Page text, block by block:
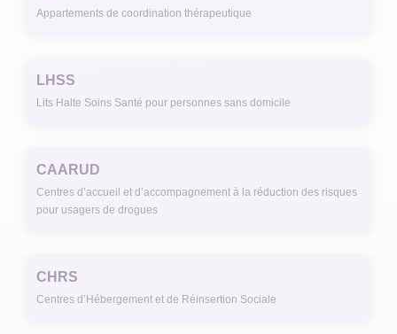
Appartements de coordination thérapeutique
LHSS
Lits Halte Soins Santé pour personnes sans domicile
CAARUD
Centres d’accueil et d’accompagnement à la réduction des risques
pour usagers de drogues
CHRS
Centres d’Hébergement et de Réinsertion Sociale